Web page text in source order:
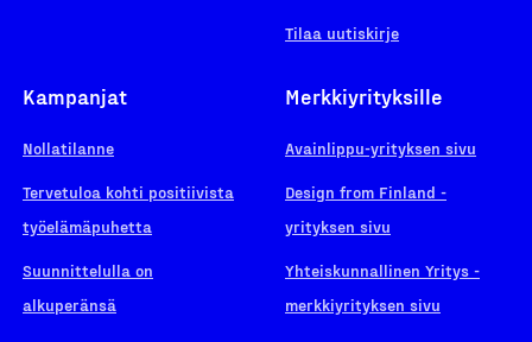
Tilaa uutiskirje
Kampanjat
Nollatilanne
Tervetuloa kohti positiivista
työelämäpuhetta
Suunnittelulla on
alkuperänsä
Merkkiyrityksille
Avainlippu-yrityksen sivu
Design from Finland -
yrityksen sivu
Yhteiskunnallinen Yritys -
merkkiyrityksen sivu